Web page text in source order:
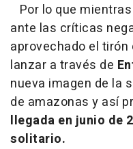
Por lo que mientras
ante las críticas
aprovechado el
lanzar a través de
nueva imagen de la
de amazonas y así
llegada en junio de
solitario.